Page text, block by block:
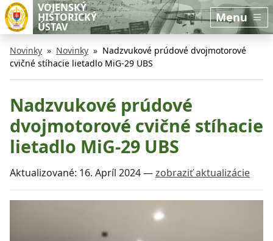
Preskočiť na hlavný obsah
Preskočiť na bočnú lištu
VOJENSKÝ
HISTORICKÝ
ÚSTAV
Menu
Novinky Novinky
Nadzvukové prúdové dvojmotorové
cvičné stíhacie lietadlo MiG-29 UBS
Nadzvukové prúdové
dvojmotorové cvičné stíhacie
lietadlo MiG-29 UBS
Aktualizované: 16. Apríl 2024—zobraziť aktualizácie